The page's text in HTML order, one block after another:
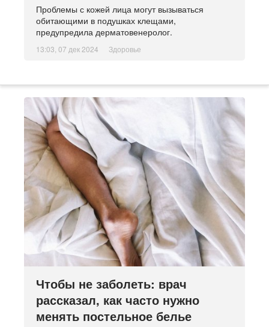
Проблемы с кожей лица могут вызываться
обитающими в подушках клещами,
предупредила дерматовенеролог.
13:03, 07 дек 2024 Здоровье
Чтобы не заболеть: врач
рассказал, как часто нужно
менять постельное белье